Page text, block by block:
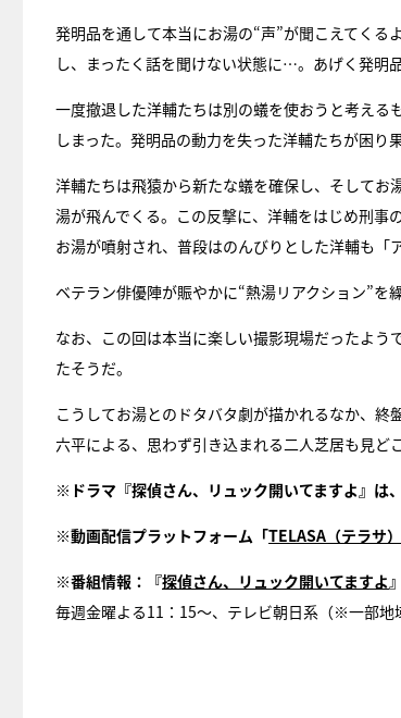
発明品を通して本当にお湯の“声”が聞こえてく
し、まったく話を聞けない状態に…。あげく発明
一度撤退した洋輔たちは別の蟻を使おうと考え
しまった。発明品の動力を失った洋輔たちが困り
洋輔たちは飛猿から新たな蟻を確保し、そして
湯が飛んでくる。この反撃に、洋輔をはじめ刑事
お湯が噴射され、普段はのんびりとした洋輔も「
ベテラン俳優陣が賑やかに“熱湯リアクション”を
なお、この回は本当に楽しい撮影現場だったよう
たそうだ。
こうしてお湯とのドタバタ劇が描かれるなか、
六平による、思わず引き込まれる二人芝居も見ど
※ドラマ『探偵さん、リュック開いてますよ』は、
※動画配信プラットフォーム「TELASA（テラサ）
※番組情報：『探偵さん、リュック開いてますよ』
毎週金曜よる11：15～、テレビ朝日系（※一部地